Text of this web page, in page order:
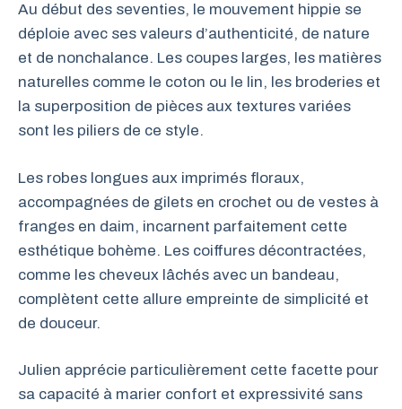
Au début des seventies, le mouvement hippie se
déploie avec ses valeurs d’authenticité, de nature
et de nonchalance. Les coupes larges, les matières
naturelles comme le coton ou le lin, les broderies et
la superposition de pièces aux textures variées
sont les piliers de ce style.
Les robes longues aux imprimés floraux,
accompagnées de gilets en crochet ou de vestes à
franges en daim, incarnent parfaitement cette
esthétique bohème. Les coiffures décontractées,
comme les cheveux lâchés avec un bandeau,
complètent cette allure empreinte de simplicité et
de douceur.
Julien apprécie particulièrement cette facette pour
sa capacité à marier confort et expressivité sans